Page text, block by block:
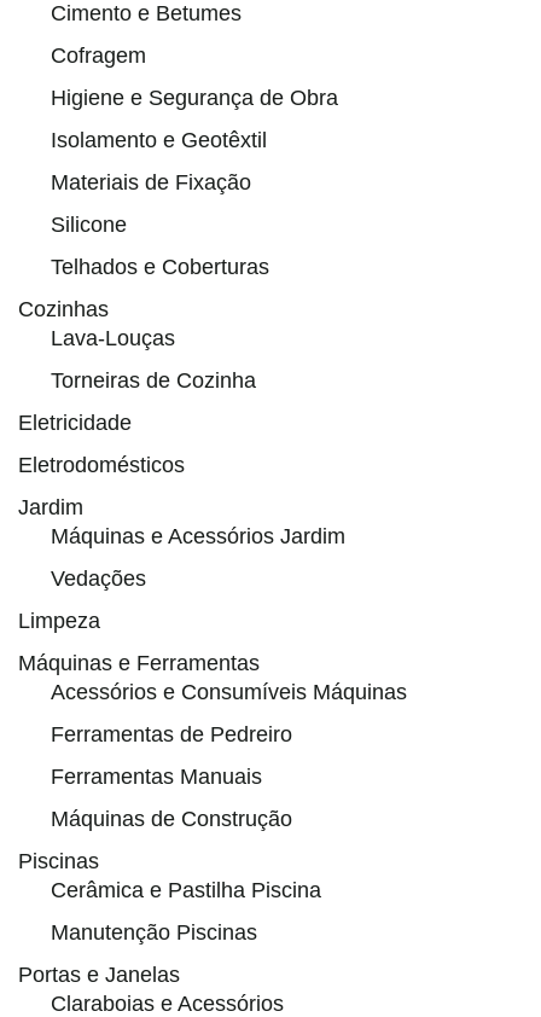
Cimento e Betumes
Cofragem
Higiene e Segurança de Obra
Isolamento e Geotêxtil
Materiais de Fixação
Silicone
Telhados e Coberturas
Cozinhas
Lava-Louças
Torneiras de Cozinha
Eletricidade
Eletrodomésticos
Jardim
Máquinas e Acessórios Jardim
Vedações
Limpeza
Máquinas e Ferramentas
Acessórios e Consumíveis Máquinas
Ferramentas de Pedreiro
Ferramentas Manuais
Máquinas de Construção
Piscinas
Cerâmica e Pastilha Piscina
Manutenção Piscinas
Portas e Janelas
Claraboias e Acessórios